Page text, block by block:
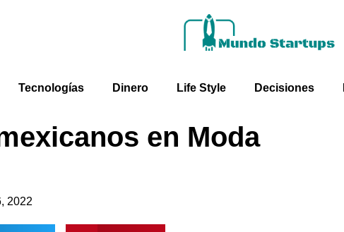
Tecnologías Dinero Life Style Decisiones
en Moda
2022